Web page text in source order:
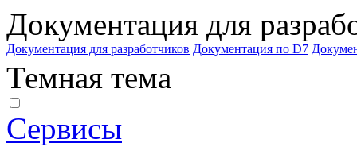
Документация для
Документация для разработчиков Документация по D7
Темная тема
Сервисы